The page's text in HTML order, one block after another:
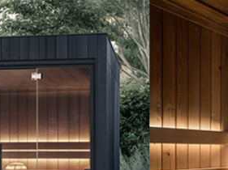
לדלג
לתוכן